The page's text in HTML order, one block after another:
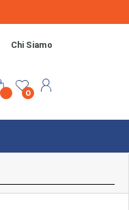
Chi Siamo
0